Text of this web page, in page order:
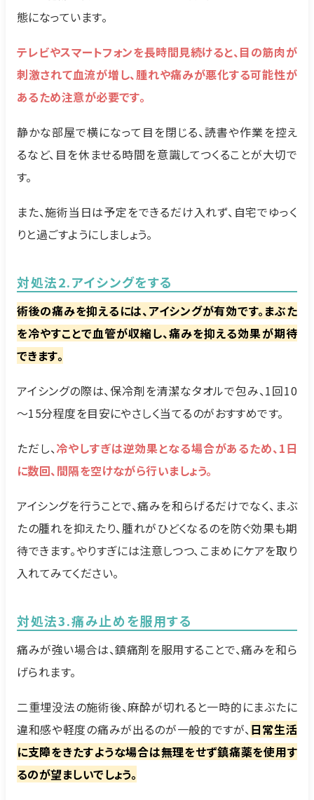
態になっています。
テレビやスマートフォンを長時間見続けると、目の筋肉が
刺激されて血流が増し、腫れや痛みが悪化する可能性が
あるため注意が必要です。
静かな部屋で横になって目を閉じる、読書や作業を控え
るなど、目を休ませる時間を意識してつくることが大切で
す。
また、施術当日は予定をできるだけ入れず、自宅でゆっく
りと過ごすようにしましょう。
対処法2.アイシングをする
術後の痛みを抑えるには、アイシングが有効です。まぶた
を冷やすことで血管が収縮し、痛みを抑える効果が期待
できます。
アイシングの際は、保冷剤を清潔なタオルで包み、1回10
～15分程度を目安にやさしく当てるのがおすすめです。
ただし、冷やしすぎは逆効果となる場合があるため、1日
に数回、間隔を空けながら行いましょう。
アイシングを行うことで、痛みを和らげるだけでなく、まぶ
たの腫れを抑えたり、腫れがひどくなるのを防ぐ効果も期
待できます。やりすぎには注意しつつ、こまめにケアを取り
入れてみてください。
対処法3.痛み止めを服用する
痛みが強い場合は、鎮痛剤を服用することで、痛みを和ら
げられます。
二重埋没法の施術後、麻酔が切れると一時的にまぶたに
違和感や軽度の痛みが出るのが一般的ですが、日常生活
に支障をきたすような場合は無理をせず鎮痛薬を使用す
るのが望ましいでしょう。